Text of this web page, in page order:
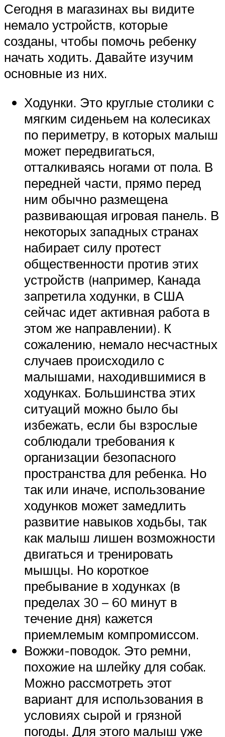
Сегодня в магазинах вы видите
немало устройств, которые
созданы, чтобы помочь ребенку
начать ходить. Давайте изучим
основные из них.
Ходунки. Это круглые столики с
мягким сиденьем на колесиках
по периметру, в которых малыш
может передвигаться,
отталкиваясь ногами от пола. В
передней части, прямо перед
ним обычно размещена
развивающая игровая панель. В
некоторых западных странах
набирает силу протест
общественности против этих
устройств (например, Канада
запретила ходунки, в США
сейчас идет активная работа в
этом же направлении). К
сожалению, немало несчастных
случаев происходило с
малышами, находившимися в
ходунках. Большинства этих
ситуаций можно было бы
избежать, если бы взрослые
соблюдали требования к
организации безопасного
пространства для ребенка. Но
так или иначе, использование
ходунков может замедлить
развитие навыков ходьбы, так
как малыш лишен возможности
двигаться и тренировать
мышцы. Но короткое
пребывание в ходунках (в
пределах 30 – 60 минут в
течение дня) кажется
приемлемым компромиссом.
Вожжи-поводок. Это ремни,
похожие на шлейку для собак.
Можно рассмотреть этот
вариант для использования в
условиях сырой и грязной
погоды. Для этого малыш уже